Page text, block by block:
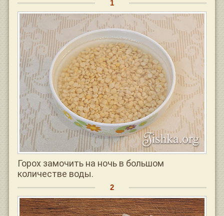
Горох замочить на ночь в большом
количестве воды.